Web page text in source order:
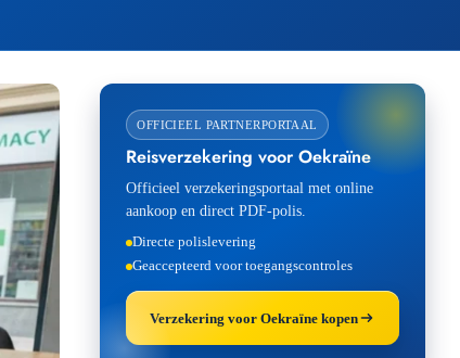
OFFICIEEL PARTNERPORTAAL
Reisverzekering voor Oekraïne
Officieel verzekeringsportaal met online
aankoop en direct PDF-polis.
Directe polislevering
Geaccepteerd voor toegangscontroles
Verzekering voor Oekraïne kopen